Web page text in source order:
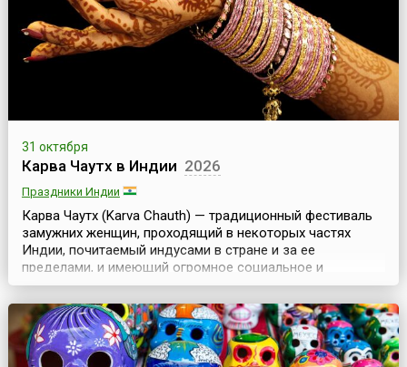
31 октября
Карва Чаутх в Индии 2026
Праздники Индии
Карва Чаутх (Karva Chauth) — традиционный фестиваль
замужних женщин, проходящий в некоторых частях
Индии, почитаемый индусами в стране и за ее
пределами, и имеющий огромное социальное и
культурное значение.В этот день замужние женщины
соблюдают пост, отказываясь от воды и еды, тем
самым желая мужу долгой и успешной жизни. Данный
ритуал символизирует преданность жен своим мужьям и
готовность и...